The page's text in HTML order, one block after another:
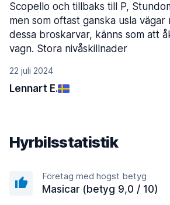
22 juli 2024
Lennart E.
Scopello och tillbaks till P,
men som oftast ganska usla vägar
dessa broskarvar, känns som att
vagn. Stora nivåskillnader
Hyrbilsstatistik
Företag med högst betyg
Masicar (betyg 9,0 / 10)